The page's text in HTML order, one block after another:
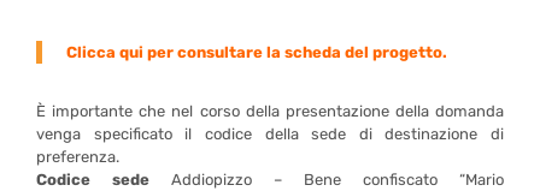
Clicca qui per consultare la scheda del progetto.
È importante che nel corso della presentazione della domanda
venga specificato il codice della sede di destinazione di
preferenza.
Codice sede Addiopizzo – Bene confiscato “Mario